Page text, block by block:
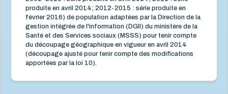
produite en avril 2014; 2012-2015 : série produite en
février 2016) de population adaptées par la Direction de la
gestion intégrée de l'information (DGII) du ministère de la
Santé et des Services sociaux (MSSS) pour tenir compte
du découpage géographique en vigueur en avril 2014
(découpage ajusté pour tenir compte des modifications
apportées par la loi 10).